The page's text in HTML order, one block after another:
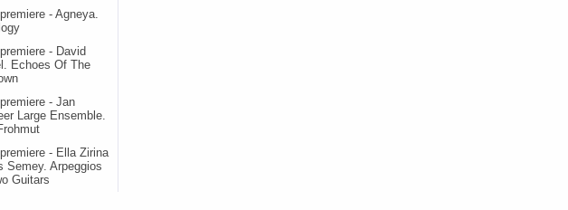
- Agneya.
- David
Echoes Of The
- Jan
Large Ensemble.
- Ella Zirina
Semey. Arpeggios
Guitars